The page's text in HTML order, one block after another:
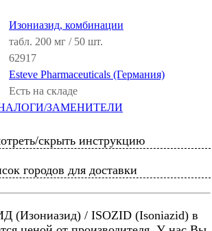
Изониазид, комбинации
табл. 200 мг / 50 шт.
62917
Esteve Pharmaceuticals (Германия)
Есть на складе
АНАЛОГИ/ЗАМЕНИТЕЛИ
скрыть инструкцию
городов для доставки
(Изониазид) / ISOZID (Isoniazid) в